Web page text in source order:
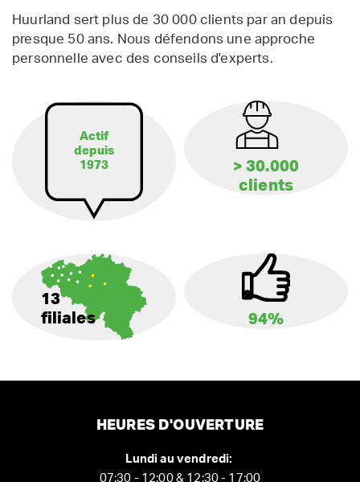
Huurland sert plus de 30 000 clients par an depuis
presque 50 ans. Nous défendons une approche
personnelle avec des conseils d'experts.
Actif
depuis
1973
> 30.000
clients
13
filiales
94%
HEURES D'OUVERTURE
Lundi au vendredi:
07:30 - 12:00 & 12:30 - 17:00